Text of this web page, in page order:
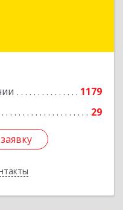
1179
29
Екатеринбург г,